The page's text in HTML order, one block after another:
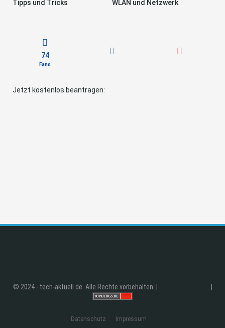
Tipps und Tricks
WLAN und Netzwerk
74
Fans
Jetzt kostenlos beantragen:
© 2024 - tech-aktuell.de. Alle Rechte vorbehalten. |
Datenschutz Impressum